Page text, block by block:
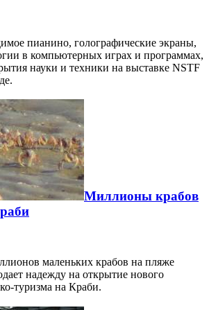
пианино, голографические экраны,
в компьютерных играх и программах,
науки и техники на выставке NSTF
Миллионы крабов
маленьких крабов на пляже
надежду на открытие нового
туризма на Краби.